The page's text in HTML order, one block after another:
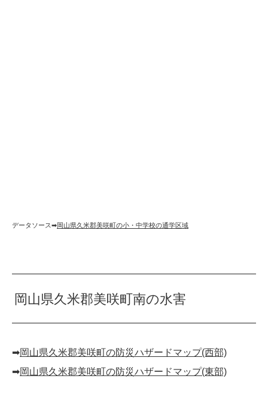
データソース➡︎岡山県久米郡美咲町の小・中学校の通学区域
岡山県久米郡美咲町南の水害
➡︎岡山県久米郡美咲町の防災ハザードマップ(西部)
➡︎岡山県久米郡美咲町の防災ハザードマップ(東部)